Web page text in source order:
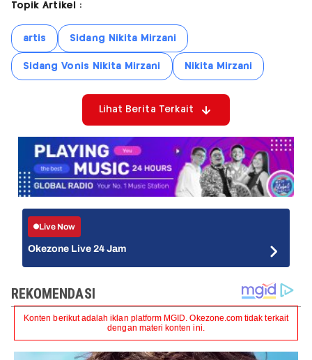
Topik Artikel :
artis Sidang Nikita Mirzani
Sidang Vonis Nikita Mirzani Nikita Mirzani
Lihat Berita Terkait
Live Now
Okezone Live 24 Jam